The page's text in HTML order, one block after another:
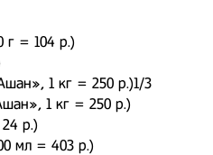
г = 104 р.)
1 кг = 250 р.)1/3
1 кг = 250 р.)
р.)
мл = 403 р.)